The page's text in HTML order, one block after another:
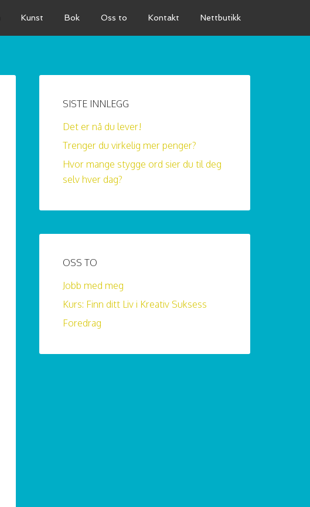
Kunst Bok Oss to Kontakt Nettbutikk
SISTE INNLEGG
Det er nå du lever!
Trenger du virkelig mer penger?
Hvor mange stygge ord sier du til deg
selv hver dag?
OSS TO
Jobb med meg
Kurs: Finn ditt Liv i Kreativ Suksess
Foredrag